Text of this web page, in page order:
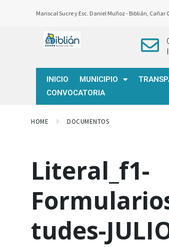
Mariscal Sucre y Esc. Daniel Muñoz - Biblián, Cañar
INICIO MUNICIPIO
CONVOCATORIA
HOME DOCUMENTOS
Literal_f1-
tudes-